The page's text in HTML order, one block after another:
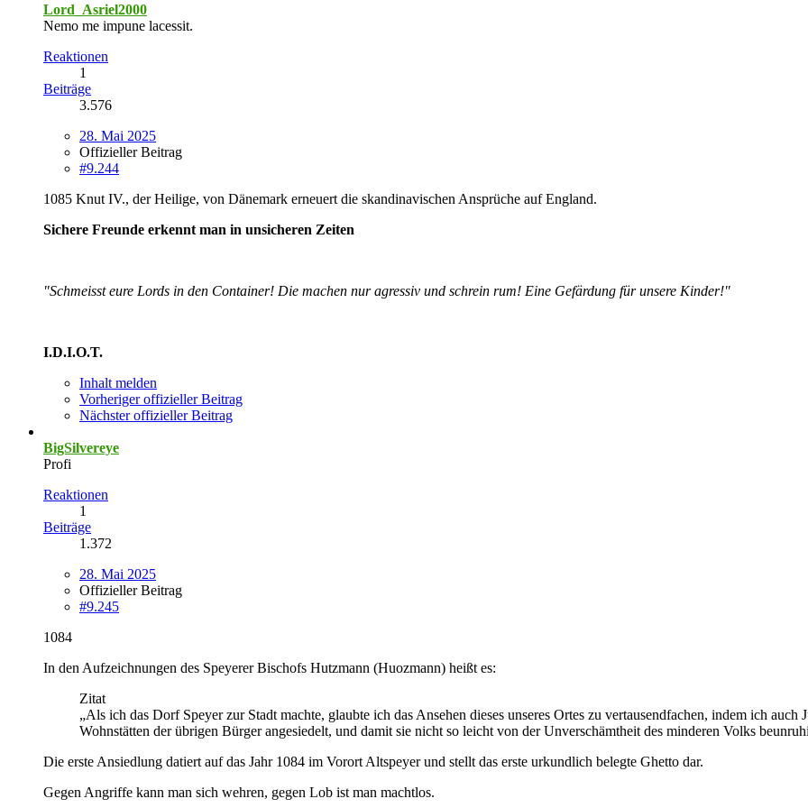
Lord_Asriel2000
Nemo me impune lacessit.
Reaktionen
1
Beiträge
3.576
28. Mai 2025
Offizieller Beitrag
#9.244
1085 Knut IV., der Heilige, von Dänemark erneuert die skandinavischen Ansprüche auf England.
Sichere Freunde erkennt man in unsicheren Zeiten
"Schmeisst eure Lords in den Container! Die machen nur agressiv und schrein rum! Eine Gefärdung für unsere Kinder!"
I.D.I.O.T.
Inhalt melden
Vorheriger offizieller Beitrag
Nächster offizieller Beitrag
BigSilvereye
Profi
Reaktionen
1
Beiträge
1.372
28. Mai 2025
Offizieller Beitrag
#9.245
1084
In den Aufzeichnungen des Speyerer Bischofs Hutzmann (Huozmann) heißt es:
Zitat
„Als ich das Dorf Speyer zur Stadt machte, glaubte ich das Ansehen dieses unseres Ortes zu vertausendfachen, indem ich
Wohnstätten der übrigen Bürger angesiedelt, und damit sie nicht so leicht von der Unverschämtheit des minderen Volks
Die erste Ansiedlung datiert auf das Jahr 1084 im Vorort Altspeyer und stellt das erste urkundlich belegte Ghetto dar.
Gegen Angriffe kann man sich wehren, gegen Lob ist man machtlos.